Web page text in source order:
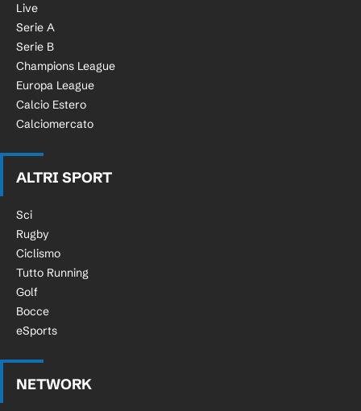
Live
Serie A
Serie B
Champions League
Europa League
Calcio Estero
Calciomercato
ALTRI SPORT
Sci
Rugby
Ciclismo
Tutto Running
Golf
Bocce
eSports
NETWORK